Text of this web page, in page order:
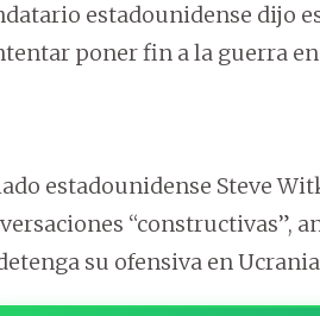
estadounidense dijo
poner fin a la guerra
estadounidense Steve
“constructivas”,
su ofensiva en